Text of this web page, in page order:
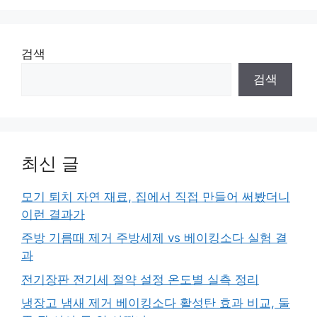
검색
검색
최신 글
모기 퇴치 자연 재료, 집에서 직접 만들어 써봤더니
이런 결과가
주방 기름때 제거 주방세제 vs 베이킹소다 실험 결
과
전기장판 전기세 절약 설정 온도별 실측 정리
냉장고 냄새 제거 베이킹소다 활성탄 효과 비교, 둘